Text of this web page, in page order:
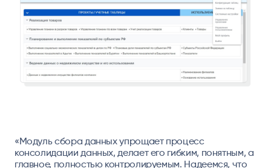
«Модуль сбора данных упрощает процесс
консолидации данных, делает его гибким, понятным, а
главное, полностью контролируемым. Надеемся, что